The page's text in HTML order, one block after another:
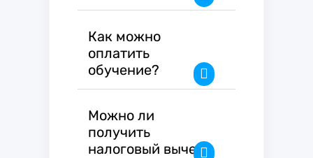
Как можно
оплатить
обучение?
Можно ли
получить
налоговый вычет?